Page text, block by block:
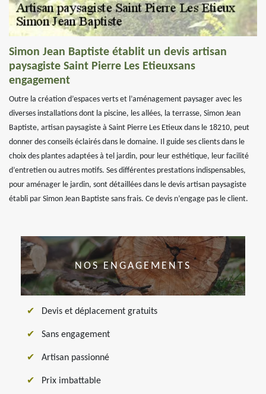
Simon Jean Baptiste établit un devis artisan
paysagiste Saint Pierre Les Etieuxsans
engagement
Outre la création d’espaces verts et l’aménagement paysager avec les
diverses installations dont la piscine, les allées, la terrasse, Simon Jean
Baptiste, artisan paysagiste à Saint Pierre Les Etieux dans le 18210, peut
donner des conseils éclairés dans le domaine. Il guide ses clients dans le
choix des plantes adaptées à tel jardin, pour leur esthétique, leur facilité
d’entretien ou autres motifs. Ses différentes prestations indispensables,
pour aménager le jardin, sont détaillées dans le devis artisan paysagiste
établi par Simon Jean Baptiste sans frais. Ce devis n’engage pas le client.
NOS ENGAGEMENTS
Devis et déplacement gratuits
Sans engagement
Artisan passionné
Prix imbattable